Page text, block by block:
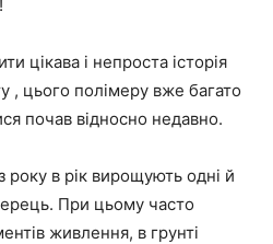
цікава і непроста історія
, цього полімеру вже багато
почав відносно недавно.
року в рік вирощують одні й
При цьому часто
живлення, в грунті